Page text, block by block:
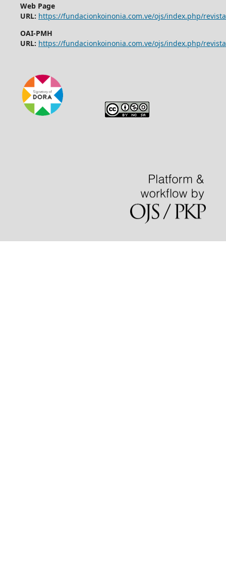
Web Page
URL: https://fundacionkoinonia.com.ve/ojs/index.php/
OAI-PMH
URL: https://fundacionkoinonia.com.ve/ojs/index.php/